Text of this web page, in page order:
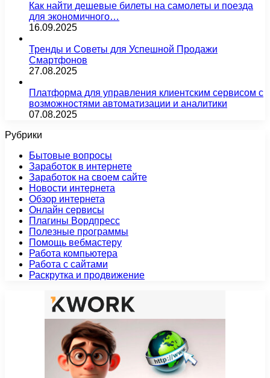
Как найти дешевые билеты на самолеты и поезда
для экономичного…
16.09.2025
Тренды и Советы для Успешной Продажи
Смартфонов
27.08.2025
Платформа для управления клиентским сервисом с
возможностями автоматизации и аналитики
07.08.2025
Рубрики
Бытовые вопросы
Заработок в интернете
Заработок на своем сайте
Новости интернета
Обзор интернета
Онлайн сервисы
Плагины Вордпресс
Полезные программы
Помощь вебмастеру
Работа компьютера
Работа с сайтами
Раскрутка и продвижение